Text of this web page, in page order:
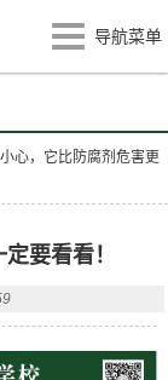
导航菜单
小心，它比防腐剂危害更
要看看！